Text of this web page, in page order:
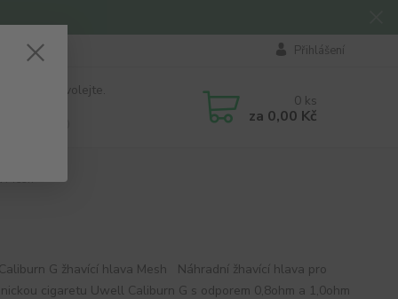
Přihlášení
rady? Zavolejte.
0 ks
za 0,00 Kč
Mesh
G žhavící hlava Mesh Náhradní žhavící hlava pro
cigaretu Uwell Caliburn G s odporem 0,8ohm a 1,0ohm